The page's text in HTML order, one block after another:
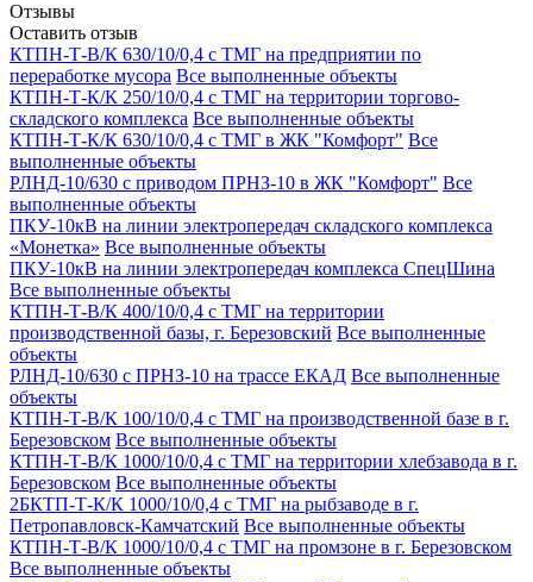
Отзывы
Оставить отзыв
КТПН-Т-В/К 630/10/0,4 с ТМГ на предприятии по
переработке мусора Все выполненные объекты
КТПН-Т-К/К 250/10/0,4 с ТМГ на территории торгово-
складского комплекса Все выполненные объекты
КТПН-Т-К/К 630/10/0,4 с ТМГ в ЖК "Комфорт" Все
выполненные объекты
РЛНД-10/630 с приводом ПРНЗ-10 в ЖК "Комфорт" Все
выполненные объекты
ПКУ-10кВ на линии электропередач складского комплекса
«Монетка» Все выполненные объекты
ПКУ-10кВ на линии электропередач комплекса СпецШина
Все выполненные объекты
КТПН-Т-В/К 400/10/0,4 с ТМГ на территории
производственной базы, г. Березовский Все выполненные
объекты
РЛНД-10/630 с ПРНЗ-10 на трассе ЕКАД Все выполненные
объекты
КТПН-Т-В/К 100/10/0,4 с ТМГ на производственной базе в г.
Березовском Все выполненные объекты
КТПН-Т-В/К 1000/10/0,4 с ТМГ на территории хлебзавода в г.
Березовском Все выполненные объекты
2БКТП-Т-К/К 1000/10/0,4 с ТМГ на рыбзаводе в г.
Петропавловск-Камчатский Все выполненные объекты
КТПН-Т-В/К 1000/10/0,4 с ТМГ на промзоне в г. Березовском
Все выполненные объекты